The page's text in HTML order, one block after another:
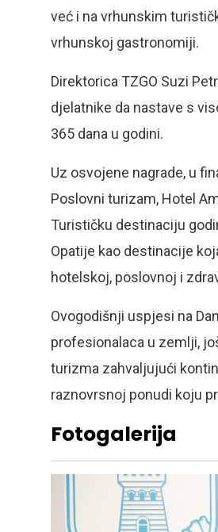
već i na vrhunskim
vrhunskoj gastronomiji.
Direktorica TZGO Suzi
djelatnike da nastave s
365 dana u godini.
Uz osvojene nagrade, u
Poslovni turizam, Hotel
Turističku destinaciju
Opatije kao destinacije
hotelskoj, poslovnoj i
Ovogodišnji uspjesi na
profesionalaca u zemlji,
turizma zahvaljujući
raznovrsnoj ponudi koju
Fotogalerija